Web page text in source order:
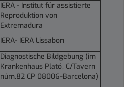
IERA - Institut für assistierte
Reproduktion von
Extremadura
IERA- IERA Lissabon
Diagnostische Bildgebung (im
Krankenhaus Plató, C/Tavern
núm.82 CP 08006-Barcelona)